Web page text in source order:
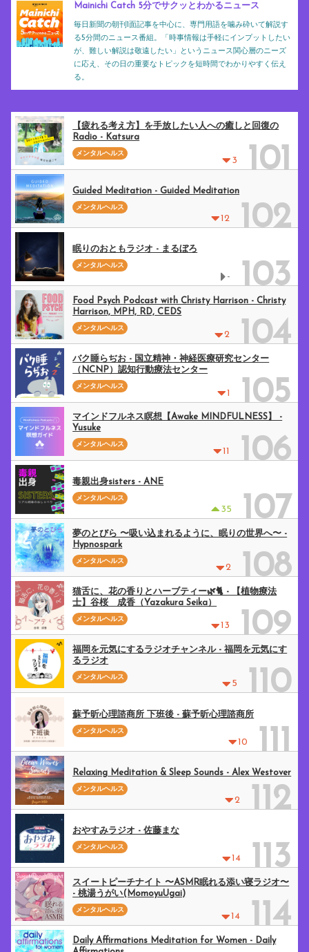
Mainichi Catch 5分でサクッとわかるニュース
毎日新聞の朝刊1面記事を中心に、専門用語を噛み砕いて解説す
る5分間のニュース番組。「時事情報は手軽にインプットしたい
が、難しい解説は敬遠したい」というニュース関心層のニーズ
に応え、その日の重要なトピックを短時間でわかりやすく伝え
る。
3 101
【疲れる考え方】を手放したい人への癒しと回復の
Radio - Katsura
メンタルヘルス
12 102
Guided Meditation - Guided Meditation
メンタルヘルス
- 103
眠りのおともラジオ - まるぼろ
メンタルヘルス
2 104
Food Psych Podcast with Christy Harrison - Christy
Harrison, MPH, RD, CEDS
メンタルヘルス
1 105
バク睡らぢお - 国立精神・神経医療研究センター
（NCNP）認知行動療法センター
メンタルヘルス
11 106
マインドフルネス瞑想【Awake MINDFULNESS】 -
Yusuke
メンタルヘルス
35 107
毒親出身sisters - ANE
メンタルヘルス
2 108
夢のとびら 〜吸い込まれるように、眠りの世界へ〜 -
Hypnospark
メンタルヘルス
13 109
猫舌に、花の香りとハーブティー🌿🐈 - 【植物療法
士】谷桜 成香（Yazakura Seika）
メンタルヘルス
5 110
福岡を元気にするラジオチャンネル - 福岡を元気にす
るラジオ
メンタルヘルス
10 111
蘇予昕心理諮商所 下班後 - 蘇予昕心理諮商所
メンタルヘルス
2 112
Relaxing Meditation & Sleep Sounds - Alex Westover
メンタルヘルス
14 113
おやすみラジオ - 佐藤まな
メンタルヘルス
14 114
スイートピーチナイト 〜ASMR眠れる添い寝ラジオ〜
- 桃湯うがい(MomoyuUgai)
メンタルヘルス
Daily Affirmations Meditation for Women - Daily